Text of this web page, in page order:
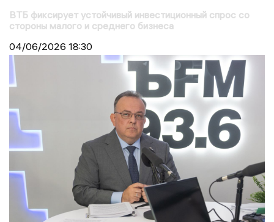
ВТБ фиксирует устойчивый инвестиционный спрос со
стороны малого и среднего бизнеса
04/06/2026 18:30